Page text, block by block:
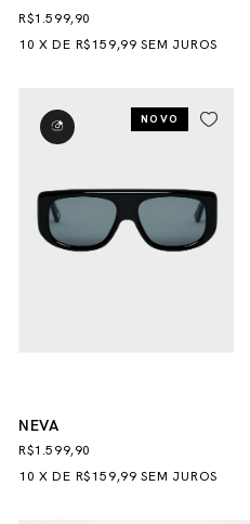
R$1.599,90
10 XDE R$159,99 SEM JUROS
NOVO
NEVA
R$1.599,90
10 XDE R$159,99 SEM JUROS